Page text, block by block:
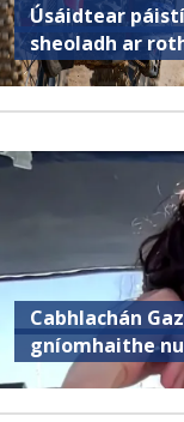
Úsáidtear páistí
sheoladh ar
Cabhlachán
gníomhaithe